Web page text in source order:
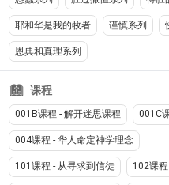
耶和华是我的牧者 谨慎系列
恩典和真理系列
课程
001B课程 - 解开迷思课程 001C
004课程 - 华人命定神学理念
101课程 - 从寻求到信徒 102课